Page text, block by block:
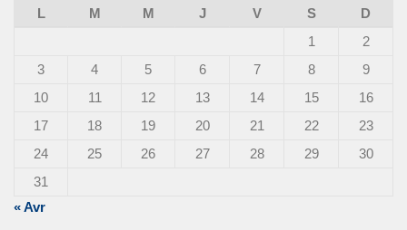
L
M M J V S
D
1
2
3
4 5 6 7 8
9
10
11 12 13 14 15
16
17
18 19 20 21 22
23
24
25 26 27 28 29
30
31
« Avr